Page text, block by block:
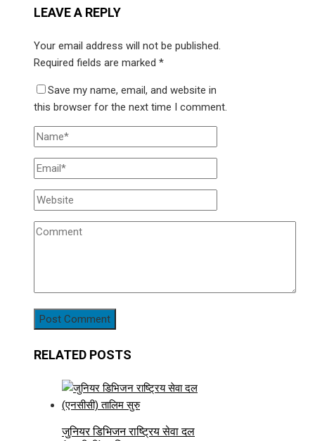
LEAVE A REPLY
Your email address will not be published.
Required fields are marked *
Save my name, email, and website in
this browser for the next time I comment.
RELATED POSTS
जुनियर डिभिजन राष्ट्रिय सेवा दल